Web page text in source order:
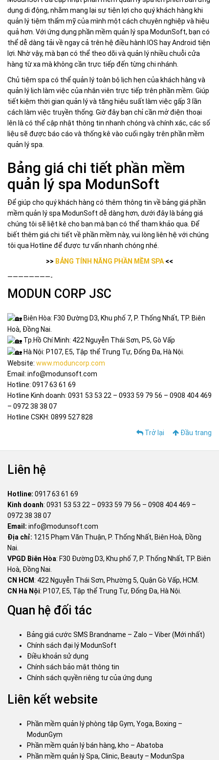
dụng di động, nhằm mang lại sự tiện lợi cho quý khách hàng khi
quản lý tiệm thẩm mỹ của mình một cách chuyên nghiệp và hiệu
quả hơn. Với ứng dụng phần mềm quản lý spa ModunSoft, bạn có
thể dễ dàng tải về ngay cả trên hệ điều hành IOS hay Android tiện
lợi. Nhờ vậy, mà bạn có thể theo dõi và quản lý nhiều chuỗi cửa
hàng từ xa mà không cần trực tiếp đến từng chi nhánh.
Chủ tiệm spa có thể quản lý toàn bộ lịch hẹn của khách hàng và
quản lý lịch làm việc của nhân viên trực tiếp trên phần mềm. Giúp
tiết kiệm thời gian quản lý và tăng hiệu suất làm việc gấp 3 lần
cách làm việc truyền thống. Giờ đây bạn chỉ cần mở điện thoại
lên là có thể cập nhật thông tin nhanh chóng và chính xác, các số
liệu sẽ được báo cáo và thống kê vào cuối ngày trên phần mềm
quản lý spa.
Bảng giá chi tiết phần mềm
quản lý spa ModunSoft
Để giúp cho quý khách hàng có thêm thông tin về bảng giá phần
mềm quản lý spa ModunSoft dễ dàng hơn, dưới đây là bảng giá
chúng tôi sẽ liệt kê cho bạn mà bạn có thể tham khảo qua. Để
biết thêm giá chi tiết về phần mềm này, vui lòng liên hệ với chúng
tôi qua Hotline để được tư vấn nhanh chóng nhé.
>> BẢNG TÍNH NĂNG PHẦN MỀM SPA <<
————————-
MODUN CORP JSC
Biên Hòa: F30 Đường D3, Khu phố 7, P. Thống Nhất, TP. Biên
Hoà, Đồng Nai.
Tp.Hồ Chí Minh: 422 Nguyễn Thái Sơn, P5, Gò Vấp
Hà Nội: P107, E5, Tập thể Trung Tự, Đống Đa, Hà Nội.
Website: www.moduncorp.com
Email: info@modunsoft.com
Hotline: 0917 63 61 69
Hotline Kinh doanh: 0931 53 53 22 – 0933 59 79 56 – 0908 404 469
– 0972 38 38 07
Hotline CSKH: 0899 527 828
Trở lại
Đầu trang
Liên hệ
Hotline: 0917 63 61 69
Kinh doanh: 0931 53 53 22 – 0933 59 79 56 – 0908 404 469 –
0972 38 38 07
Email: info@modunsoft.com
Địa chỉ: 1215 Phạm Văn Thuận, P. Thống Nhất, Biên Hoà, Đồng
Nai.
VPGD Biên Hòa: F30 Đường D3, Khu phố 7, P. Thống Nhất, TP. Biên
Hoà, Đồng Nai.
CN HCM: 422 Nguyễn Thái Sơn, Phường 5, Quận Gò Vấp, HCM.
CN Hà Nội: P107, E5, Tập thể Trung Tự, Đống Đa, Hà Nội.
Quan hệ đối tác
Bảng giá cước SMS Brandname – Zalo – Viber (Mới nhất)
Chính sách đại lý ModunSoft
Điều khoản sử dụng
Chính sách bảo mật thông tin
Chính sách quyền riêng tư của ứng dụng
Liên kết website
Phần mềm quản lý phòng tập Gym, Yoga, Boxing –
ModunGym
Phần mềm quản lý bán hàng, kho – Abatoba
Phần mềm quản lý Spa, Clinic, Beauty – ModunSpa